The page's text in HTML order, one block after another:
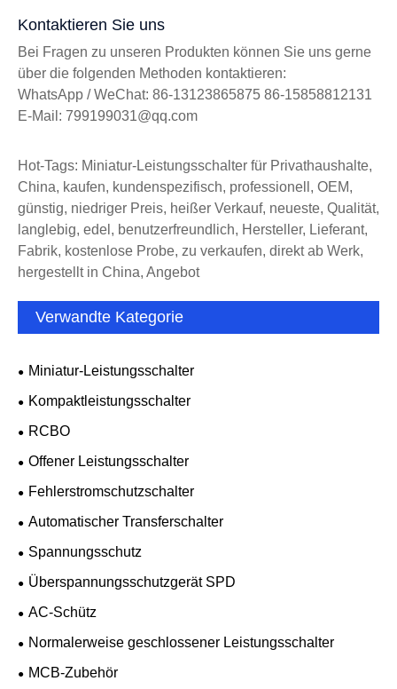
Kontaktieren Sie uns
Bei Fragen zu unseren Produkten können Sie uns gerne
über die folgenden Methoden kontaktieren:
WhatsApp / WeChat: 86-13123865875 86-15858812131
E-Mail: 799199031@qq.com
Hot-Tags: Miniatur-Leistungsschalter für Privathaushalte,
China, kaufen, kundenspezifisch, professionell, OEM,
günstig, niedriger Preis, heißer Verkauf, neueste, Qualität,
langlebig, edel, benutzerfreundlich, Hersteller, Lieferant,
Fabrik, kostenlose Probe, zu verkaufen, direkt ab Werk,
hergestellt in China, Angebot
Verwandte Kategorie
Miniatur-Leistungsschalter
Kompaktleistungsschalter
RCBO
Offener Leistungsschalter
Fehlerstromschutzschalter
Automatischer Transferschalter
Spannungsschutz
Überspannungsschutzgerät SPD
AC-Schütz
Normalerweise geschlossener Leistungsschalter
MCB-Zubehör